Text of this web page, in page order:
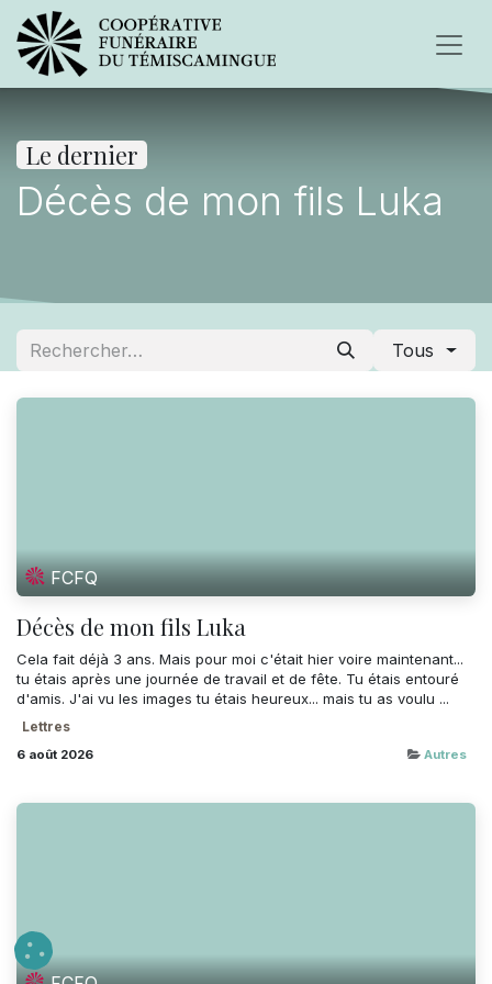
Le dernier
Décès de mon fils Luka
Tous
FCFQ
Décès de mon fils Luka
Cela fait déjà 3 ans. Mais pour moi c'était hier voire maintenant...
tu étais après une journée de travail et de fête. Tu étais entouré
d'amis. J'ai vu les images tu étais heureux... mais tu as voulu ...
Lettres
6 août 2026 Autres